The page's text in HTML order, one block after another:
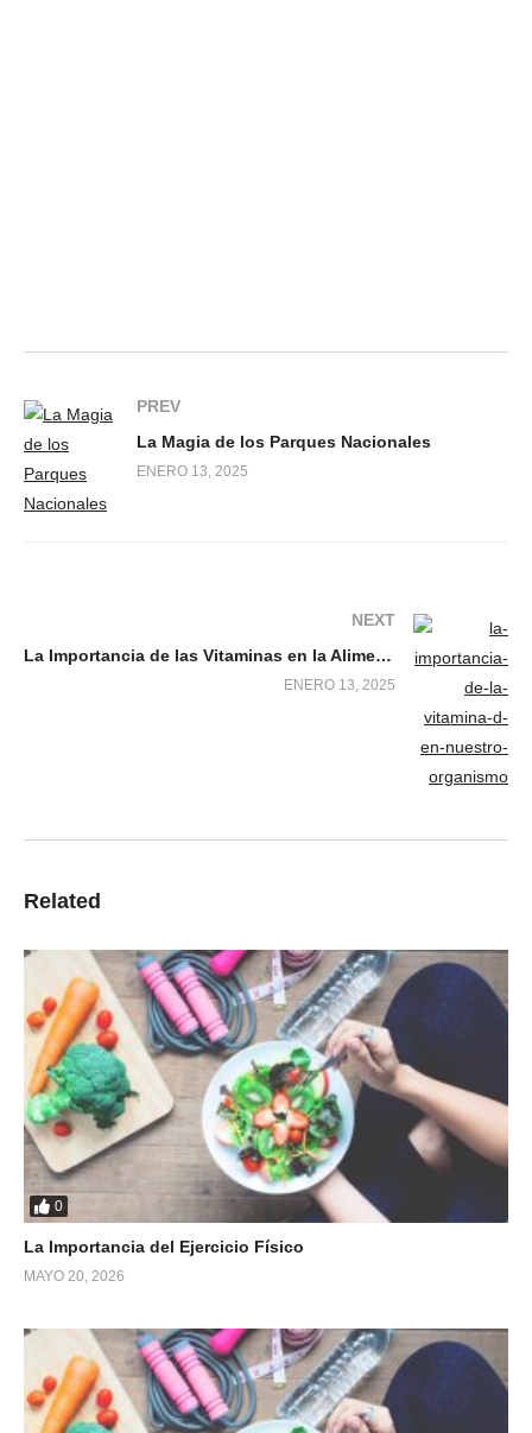
PREV
La Magia de los Parques Nacionales
ENERO 13, 2025
NEXT
La Importancia de las Vitaminas en la Alimentación
ENERO 13, 2025
Related
0
La Importancia del Ejercicio Físico
MAYO 20, 2026